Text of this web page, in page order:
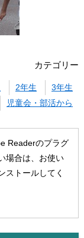
カテゴリー
2年生
3年生
児童会・部活から
Readerのプラグ
場合は、お使い
ストールしてく